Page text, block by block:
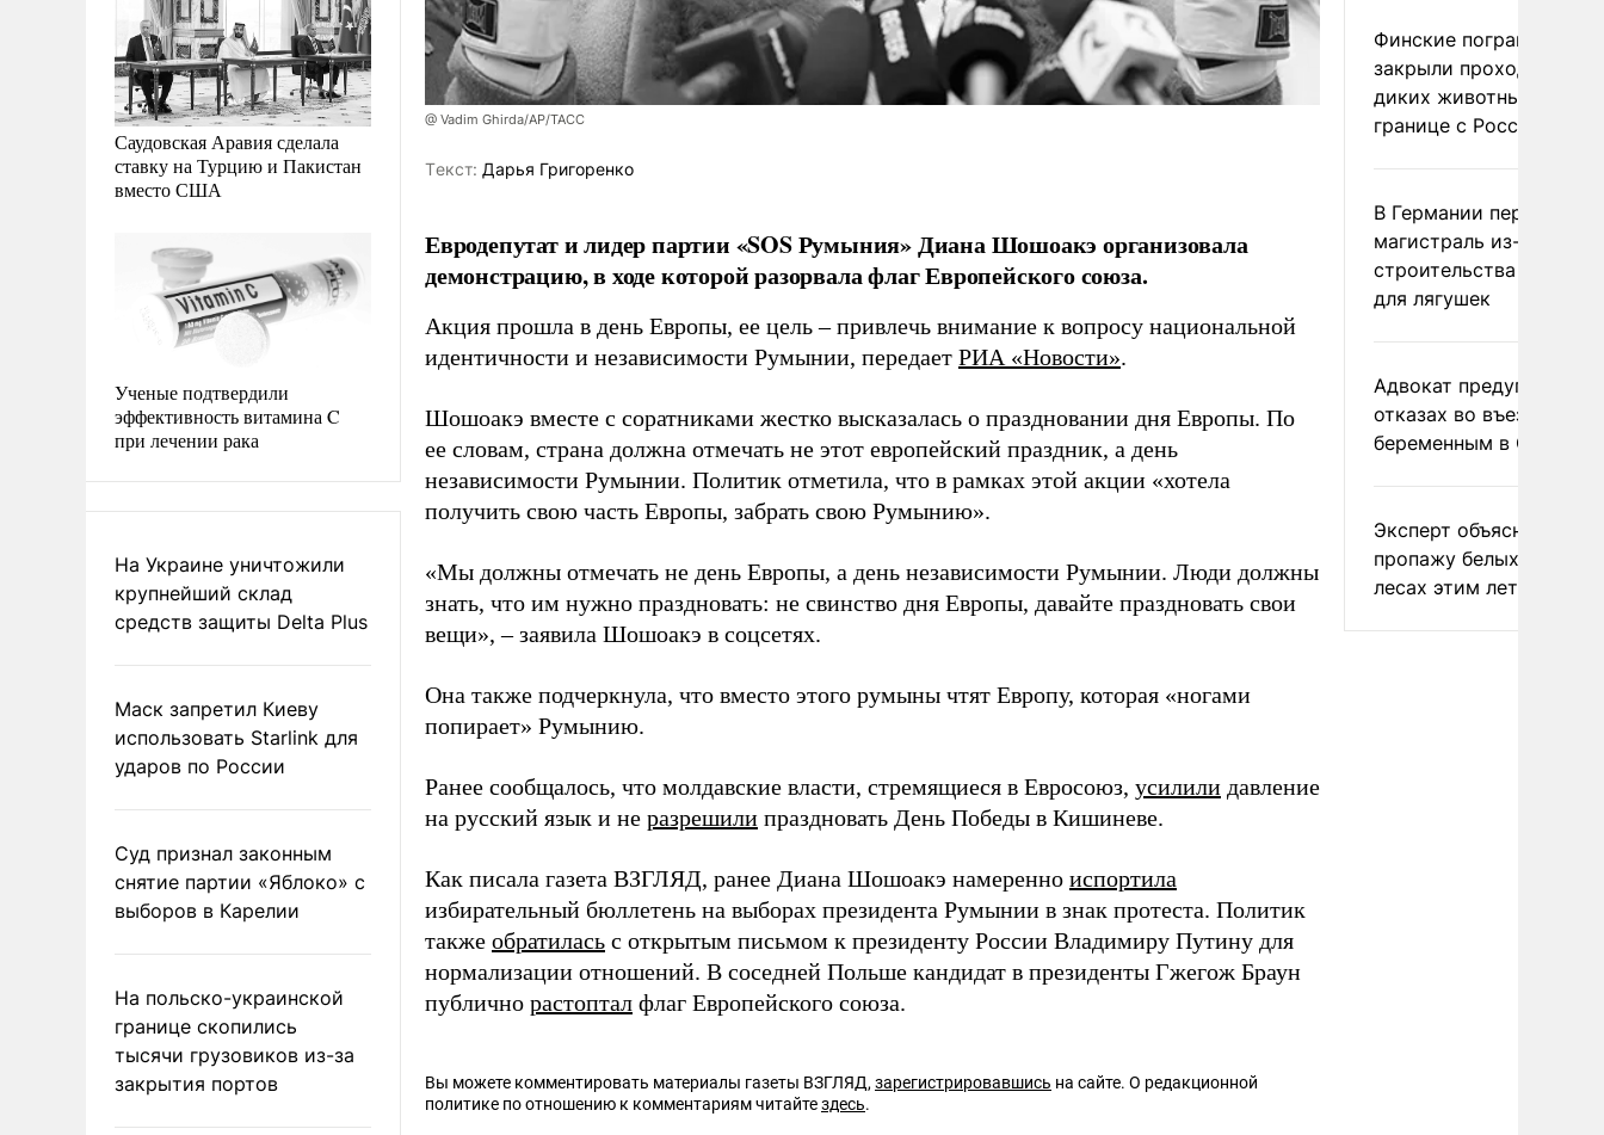
Саудовская Аравия сделала
ставку на Турцию и Пакистан
вместо США
Ученые подтвердили
эффективность витамина C
при лечении рака
На Украине уничтожили
крупнейший склад
средств защиты Delta Plus
Маск запретил Киеву
использовать Starlink для
ударов по России
Суд признал законным
снятие партии «Яблоко» с
выборов в Карелии
На польско-украинской
границе скопились
тысячи грузовиков из-за
закрытия портов
@ Vadim Ghirda/AP/ТАСС
Tекст: Дарья Григоренко
Евродепутат и лидер партии «SOS Румыния» Диана Шошоакэ организовала
демонстрацию, в ходе которой разорвала флаг Европейского союза.
Акция прошла в день Европы, ее цель – привлечь внимание к вопросу национальной
идентичности и независимости Румынии, передает РИА «Новости».
Шошоакэ вместе с соратниками жестко высказалась о праздновании дня Европы. По
ее словам, страна должна отмечать не этот европейский праздник, а день
независимости Румынии. Политик отметила, что в рамках этой акции «хотела
получить свою часть Европы, забрать свою Румынию».
«Мы должны отмечать не день Европы, а день независимости Румынии. Люди должны
знать, что им нужно праздновать: не свинство дня Европы, давайте праздновать свои
вещи», – заявила Шошоакэ в соцсетях.
Она также подчеркнула, что вместо этого румыны чтят Европу, которая «ногами
попирает» Румынию.
Ранее сообщалось, что молдавские власти, стремящиеся в Евросоюз, усилили давление
на русский язык и не разрешили праздновать День Победы в Кишиневе.
Как писала газета ВЗГЛЯД, ранее Диана Шошоакэ намеренно испортила
избирательный бюллетень на выборах президента Румынии в знак протеста. Политик
также обратилась с открытым письмом к президенту России Владимиру Путину для
нормализации отношений. В соседней Польше кандидат в президенты Гжегож Браун
публично растоптал флаг Европейского союза.
Вы можете комментировать материалы газеты ВЗГЛЯД,зарегистрировавшись на сайте. О редакционной
политике по отношению к комментариям читайтездесь.
Финские пограничники
закрыли проходы для
диких животных на
границе с Россией
В Германии перекрыли
магистраль из-за
строительства
для лягушек
Адвокат предупредил
отказах во въезде
беременным в США
Эксперт объяснил
пропажу белых грибов
лесах этим летом